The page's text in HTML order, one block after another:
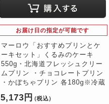
お届け日の指定が可能です
マーロウ「おすすめプリンとケ
ーキセット」くるみのケーキ
550g・北海道フレッシュクリー
ムプリン ・チョコレートプリン
・かぼちゃプリン 各180g※冷蔵
5,173円 （税込）